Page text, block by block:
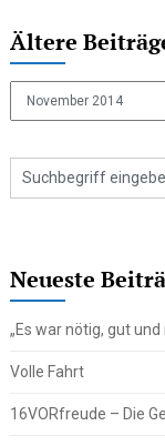
Ältere
Neueste
„Es war nötig, gut und
Volle Fahrt
16VORfreude – Die